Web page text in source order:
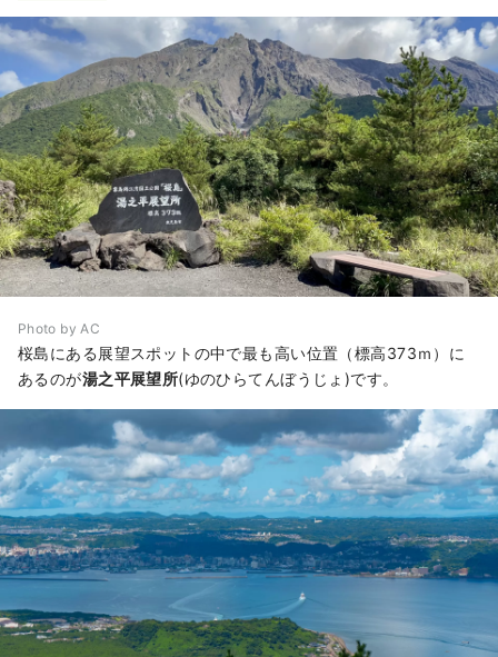
Photo by AC
桜島にある展望スポットの中で最も高い位置（標高373ｍ）に
あるのが湯之平展望所(ゆのひらてんぼうじょ)です。